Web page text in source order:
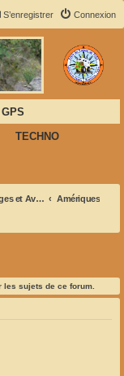
Connexion
S’enregistrer
GPS
TECHNO
Voyages et Aventures Amériques
sujets de ce forum.